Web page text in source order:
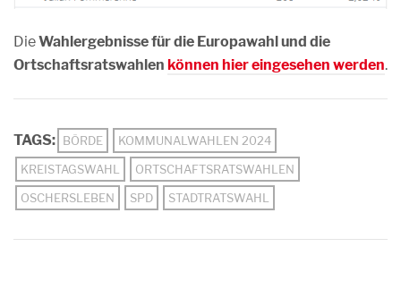
DieWahlergebnisse für die Europawahl und die
Ortschaftsratswahlen können hier eingesehen werden.
TAGS: BÖRDE
KOMMUNALWAHLEN 2024
KREISTAGSWAHL
ORTSCHAFTSRATSWAHLEN
OSCHERSLEBEN
SPD STADTRATSWAHL